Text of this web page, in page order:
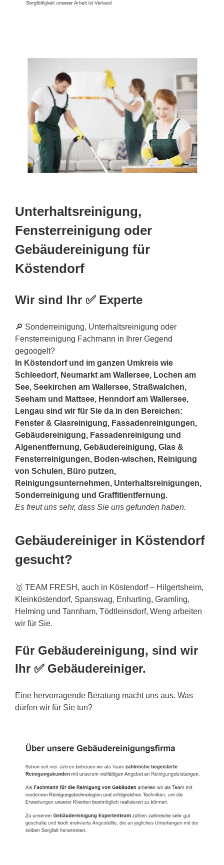
Unterhaltsreinigung,
Fensterreinigung oder
Gebäudereinigung für
Köstendorf
Wir sind Ihr ✅ Experte
🔎 Sonderreinigung, Unterhaltsreinigung oder
Fensterreinigung Fachmann in Ihrer Gegend
gegoogelt?
In Köstendorf und im ganzen Umkreis wie
Schleedorf, Neumarkt am Wallersee, Lochen am
See, Seekirchen am Wallersee, Straßwalchen,
Seeham und Mattsee, Henndorf am Wallersee,
Lengau sind wir für Sie da in den Bereichen:
Fenster & Glasreinigung, Fassadenreinigungen,
Gebäudereinigung, Fassadenreinigung und
Algenentfernung, Gebäudereinigung, Glas &
Fensterreinigungen, Boden-wischen, Reinigung
von Schulen, Büro putzen,
Reinigungsunternehmen, Unterhaltsreinigungen,
Sonderreinigung und Graffitientfernung.
Es freut uns sehr, dass Sie uns gefunden haben.
Gebäudereiniger in Köstendorf
gesucht?
🥇 TEAM FRESH, auch in Köstendorf – Hilgertsheim,
Kleinköstendorf, Spanswag, Enharting, Gramling,
Helming und Tannham, Tödtleinsdorf, Weng arbeiten
wir für Sie.
Für Gebäudereinigung, sind wir
Ihr ✅ Gebäudereiniger.
Eine hervorragende Beratung macht uns aus. Was
dürfen wir für Sie tun?